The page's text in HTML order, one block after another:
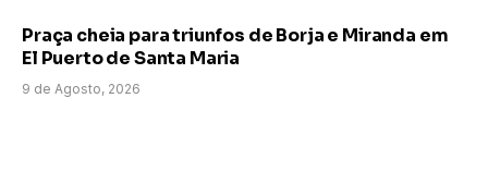
Praça cheia para triunfos de Borja e Miranda em
El Puerto de Santa Maria
9 de Agosto, 2026